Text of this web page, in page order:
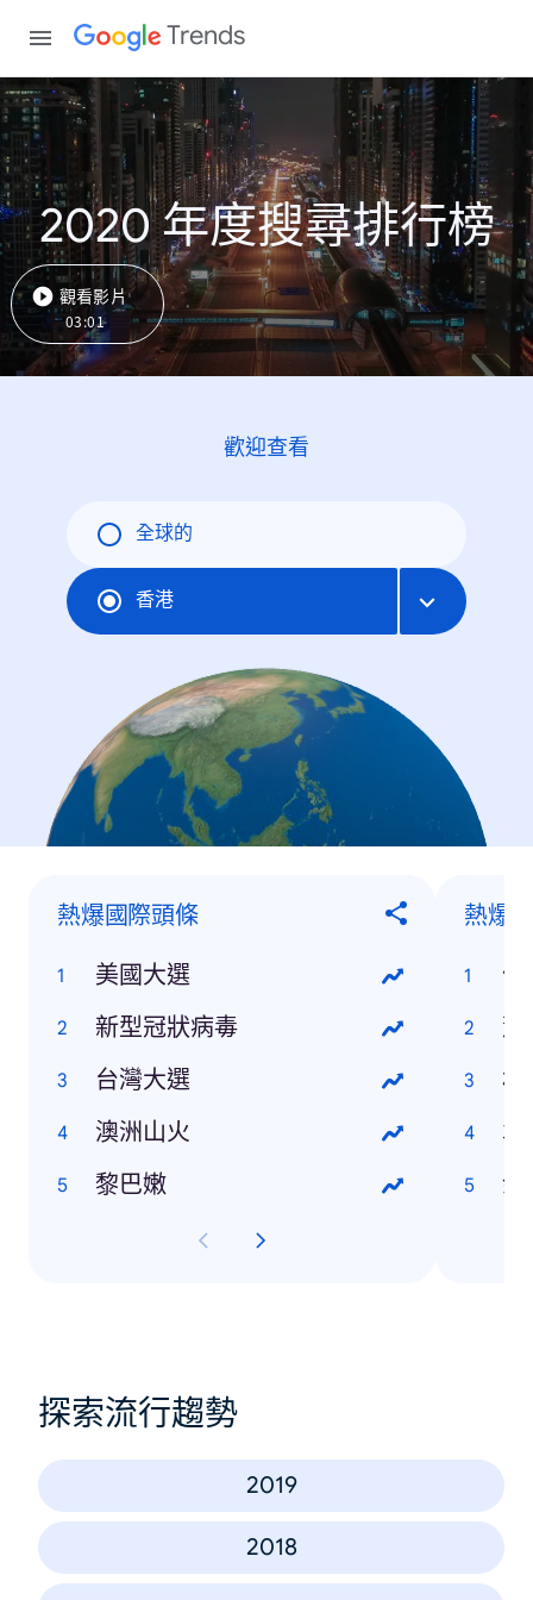
Trends
2020 年度搜尋排行榜
觀看影片
03:01
歡迎查看
全球的
香港
熱爆國際頭條
美國大選
新型冠狀病毒
台灣大選
澳洲山火
黎巴嫩
熱爆
何
蕭
林
袁
余
探索流行趨勢
2019
2018